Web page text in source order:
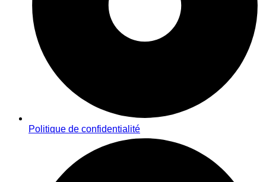
Politique de confidentialité